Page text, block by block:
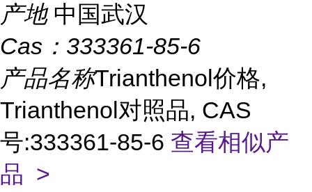
产地 中国武汉
Cas： 333361-85-6
产品名称Trianthenol价格,
Trianthenol对照品, CAS
号:333361-85-6 查看相似产
品 >